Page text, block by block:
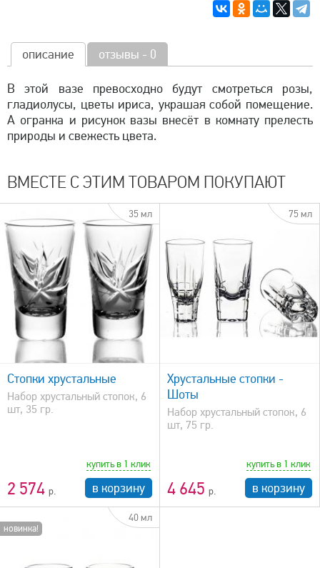
описание отзывы - 0
В этой вазе превосходно будут смотреться розы,
гладиолусы, цветы ириса, украшая собой помещение.
А огранка и рисунок вазы внесёт в комнату прелесть
природы и свежесть цвета.
ВМЕСТЕ С ЭТИМ ТОВАРОМ ПОКУПАЮТ
35 мл
Стопки хрустальные
Набор хрустальный стопок, 6
шт, 35 гр.
2 574
купить в 1 клик
в корзину
75 мл
быстрый просмотр
Хрустальные стопки -
Шоты
Набор хрустальный стопок, 6
шт, 75 гр.
4 645
купить в 1 клик
в корзину
новинка!
40 мл